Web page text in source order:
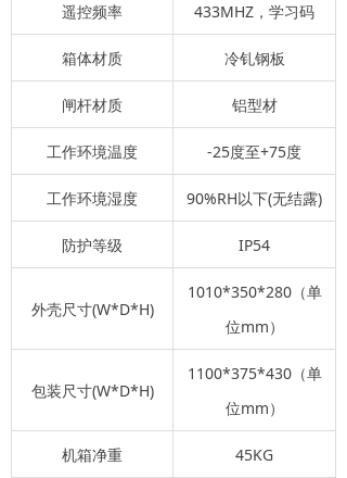
遥控频率 433MHZ，学习码
箱体材质 冷钆钢板
闸杆材质 铝型材
工作环境温度 -25度至+75度
工作环境湿度 90%RH以下(无结露)
防护等级 IP54
外壳尺寸(W*D*H)
1010*350*280（单
位mm）
包装尺寸(W*D*H)
1100*375*430（单
位mm）
机箱净重 45KG